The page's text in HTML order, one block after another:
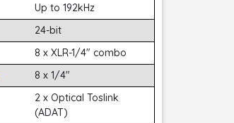
Up to 192kHz
24-bit
8 x XLR-1/4" combo
8 x 1/4"
2 x Optical Toslink
(ADAT)